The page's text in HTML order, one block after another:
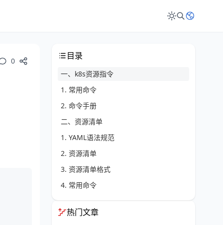
0 目录
一、k8s资源指令
1. 常用命令
2. 命令手册
二、资源清单
1. YAML语法规范
2. 资源清单
3. 资源清单格式
4. 常用命令
1. 指令部署
热门文章